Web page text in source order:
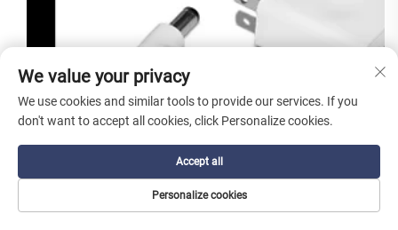
We value your privacy
We use cookies and similar tools to provide our services. If you
don't want to accept all cookies, click Personalize cookies.
Personalize cookies
Accept all